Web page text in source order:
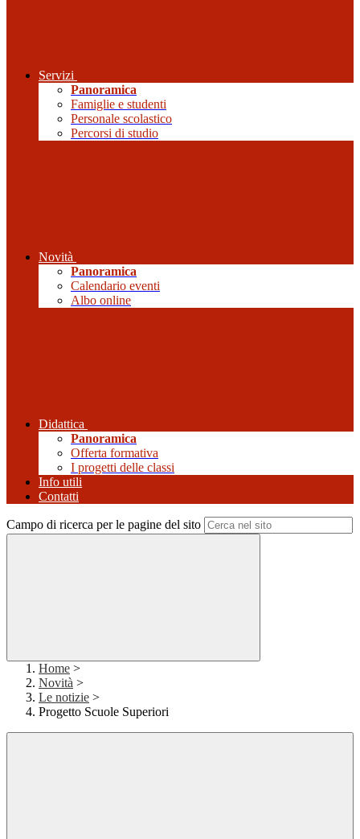
Servizi
Panoramica
Famiglie e studenti
Personale scolastico
Percorsi di studio
Novità
Panoramica
Calendario eventi
Albo online
Didattica
Panoramica
Offerta formativa
I progetti delle classi
Info utili
Contatti
Campo di ricerca per le pagine del sito
Home >
Novità >
Le notizie >
Progetto Scuole Superiori